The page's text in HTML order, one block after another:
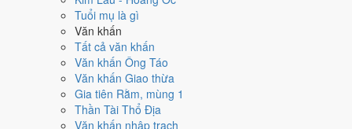
Tuổi mụ là gì
Văn khấn
Tất cả văn khấn
Văn khấn Ông Táo
Văn khấn Giao thừa
Gia tiên Rằm, mùng 1
Thần Tài Thổ Địa
Văn khấn nhập trạch
Ngày 23/2/2027 đạt3.6/10trung bình cho 7 việc chính: cao nhất là
Mở kho - xuất hàng (5/10) , thấp nhất là
Nguy (ngày nguy hiểm, đầy biến động) và gặp Sao Huyền Vũ hắc đạo
nên điểm từng việc chênh nhau như bảng dưới.
Cưới hỏi - đính hôn
Trung bình
Cưới hỏi - đính hôn hôm nay ở